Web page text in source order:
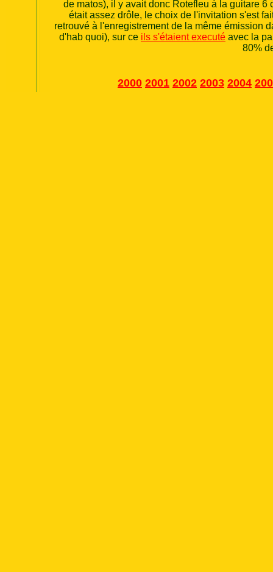
de matos), il y avait donc Rotefleu à la guitare
était assez drôle, le choix de l'invitation s'est
retrouvé à l'enregistrement de la même émission
d'hab quoi), sur ce ils s'étaient executé avec la
80%
2000 2001 2002 2003 2004